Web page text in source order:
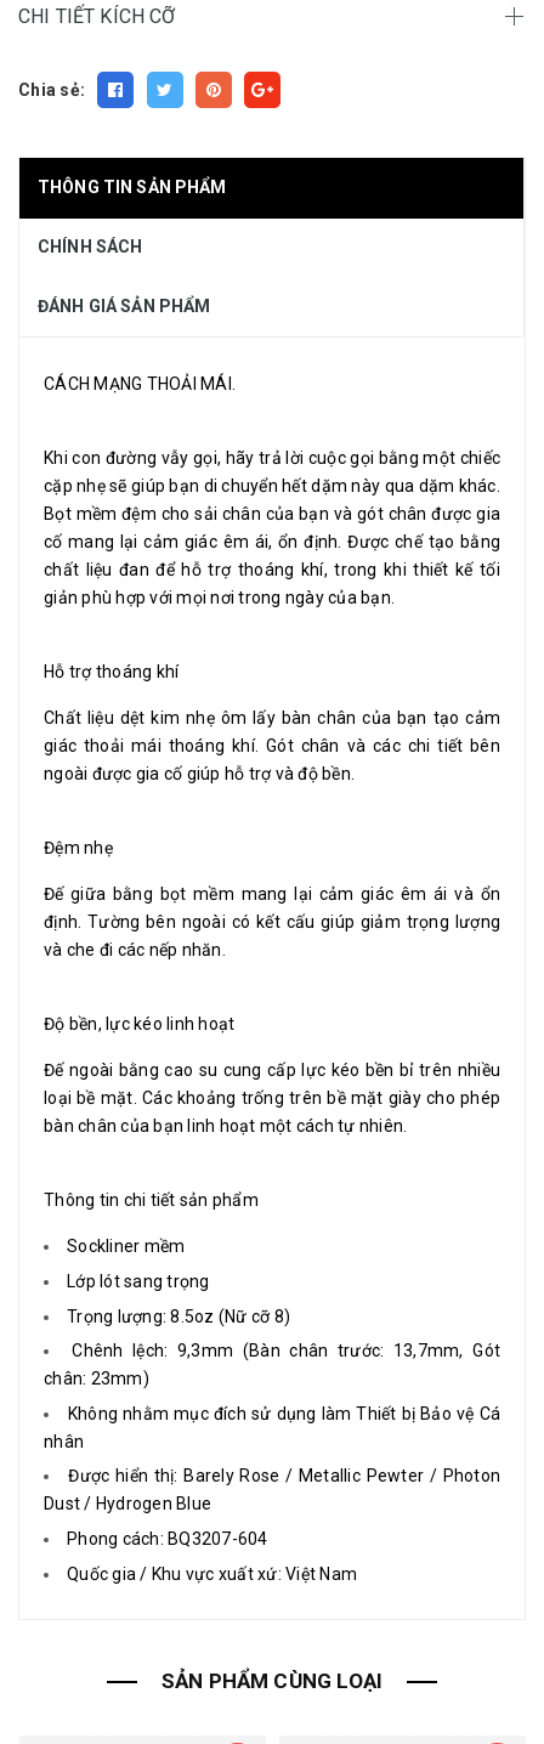
CHI TIẾT KÍCH CỠ
Chia sẻ:
THÔNG TIN SẢN PHẨM
CHÍNH SÁCH
ĐÁNH GIÁ SẢN PHẨM
CÁCH MẠNG THOẢI MÁI.
Khi con đường vẫy gọi, hãy trả lời cuộc gọi bằng một chiếc
cặp nhẹ sẽ giúp bạn di chuyển hết dặm này qua dặm khác.
Bọt mềm đệm cho sải chân của bạn và gót chân được gia
cố mang lại cảm giác êm ái, ổn định. Được chế tạo bằng
chất liệu đan để hỗ trợ thoáng khí, trong khi thiết kế tối
giản phù hợp với mọi nơi trong ngày của bạn.
Hỗ trợ thoáng khí
Chất liệu dệt kim nhẹ ôm lấy bàn chân của bạn tạo cảm
giác thoải mái thoáng khí. Gót chân và các chi tiết bên
ngoài được gia cố giúp hỗ trợ và độ bền.
Đệm nhẹ
Đế giữa bằng bọt mềm mang lại cảm giác êm ái và ổn
định. Tường bên ngoài có kết cấu giúp giảm trọng lượng
và che đi các nếp nhăn.
Độ bền, lực kéo linh hoạt
Đế ngoài bằng cao su cung cấp lực kéo bền bỉ trên nhiều
loại bề mặt. Các khoảng trống trên bề mặt giày cho phép
bàn chân của bạn linh hoạt một cách tự nhiên.
Thông tin chi tiết sản phẩm
Sockliner mềm
Lớp lót sang trọng
Trọng lượng: 8.5oz (Nữ cỡ 8)
Chênh lệch: 9,3mm (Bàn chân trước: 13,7mm, Gót
chân: 23mm)
Không nhằm mục đích sử dụng làm Thiết bị Bảo vệ Cá
nhân
Được hiển thị: Barely Rose / Metallic Pewter / Photon
Dust / Hydrogen Blue
Phong cách: BQ3207-604
Quốc gia / Khu vực xuất xứ: Việt Nam
SẢN PHẨM CÙNG LOẠI